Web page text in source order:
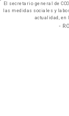
El secretario general de
las medidas sociales y
actualidad, en
-